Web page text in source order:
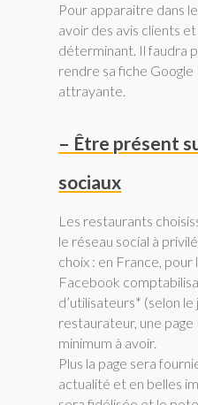
Pour apparaitre dans
avoir des avis clients
déterminant. Il faudra
rendre sa fiche Google
attrayante.
– Être présent
sociaux
Les restaurants
le réseau social à
choix : en France, pour
Facebook
d’utilisateurs* (selon
restaurateur, une
minimum à avoir.
Plus la page sera
actualité et en belles